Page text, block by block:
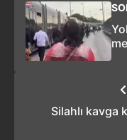
Silahlı kavga